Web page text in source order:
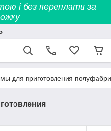
і без переплати за
для приготовления